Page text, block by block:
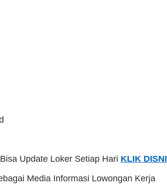
Update Loker Setiap Hari KLIK DISNI
Media Informasi Lowongan Kerja